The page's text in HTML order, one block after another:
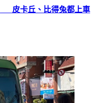
皮卡丘、比得兔都上車